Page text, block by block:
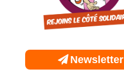
Newsletter